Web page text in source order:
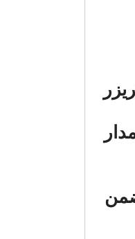
بـصيانة اندست الاسكندرية 19418 – 01000223573 يضمن